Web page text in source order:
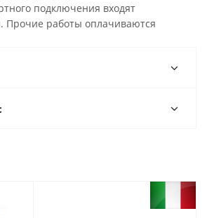
подключения входят
Прочие работы оплачиваются